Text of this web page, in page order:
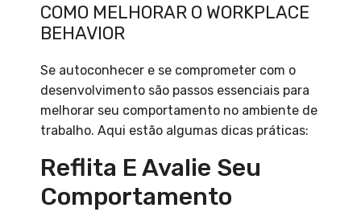
COMO MELHORAR O WORKPLACE
BEHAVIOR
Se autoconhecer e se comprometer com o
desenvolvimento são passos essenciais para
melhorar seu comportamento no ambiente de
trabalho. Aqui estão algumas dicas práticas:
Reflita E Avalie Seu
Comportamento